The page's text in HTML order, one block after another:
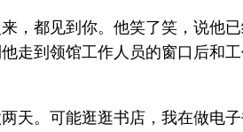
，都见到你。他笑了笑，说他
走到领馆工作人员的窗口后和
天。可能逛逛书店，我在做电